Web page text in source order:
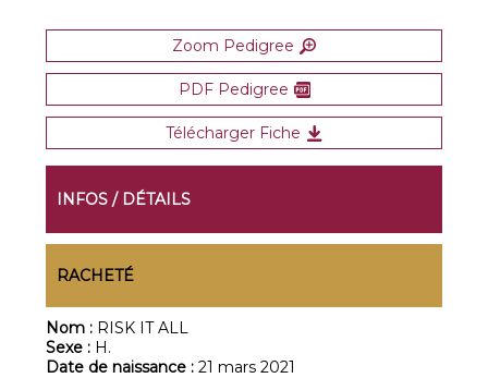
Zoom Pedigree
PDF Pedigree
Télécharger Fiche
INFOS / DÉTAILS
RACHETÉ
Nom : RISK IT ALL
Sexe : H.
Date de naissance :21 mars 2021